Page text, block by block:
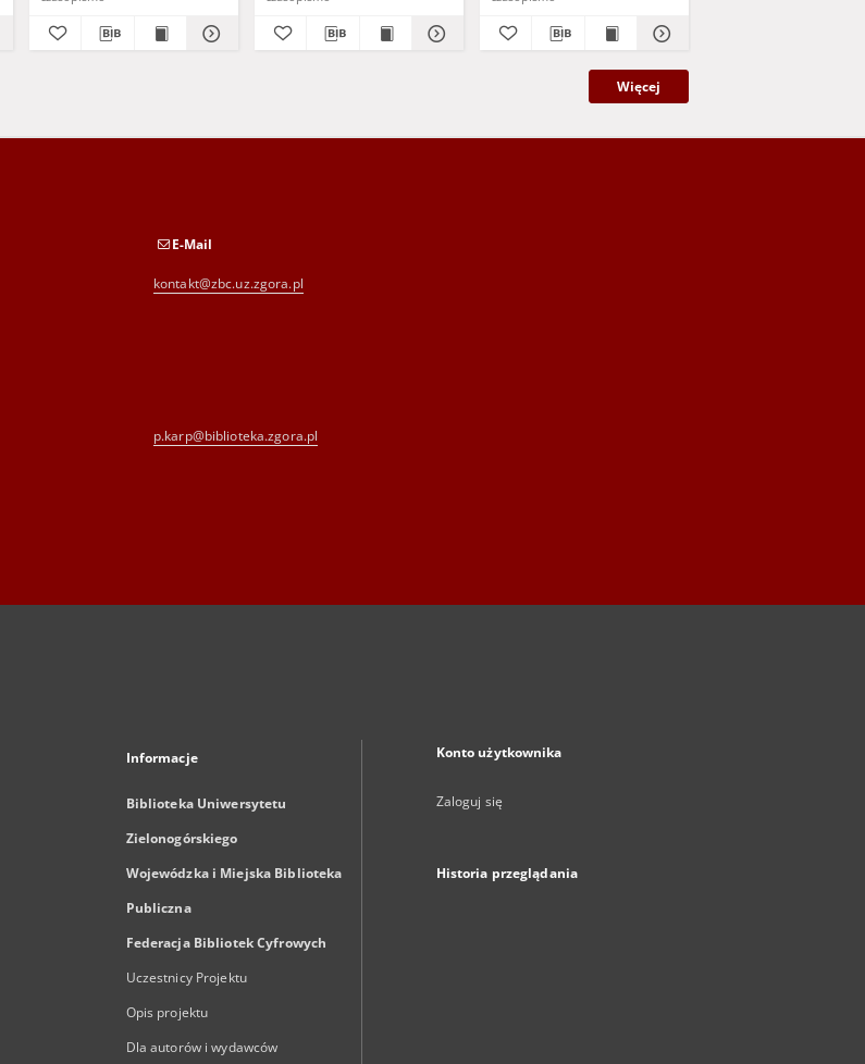
Więcej
E-Mail
kontakt@zbc.uz.zgora.pl
p.karp@biblioteka.zgora.pl
Informacje
Biblioteka Uniwersytetu
Zielonogórskiego
Wojewódzka i Miejska Biblioteka
Publiczna
Federacja Bibliotek Cyfrowych
Uczestnicy Projektu
Opis projektu
Dla autorów i wydawców
Konto użytkownika
Zaloguj się
Historia przeglądania